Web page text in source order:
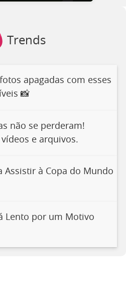
Trends
apagadas com esses
📸
não se perderam!
e arquivos.
Assistir à Copa do Mundo
Lento por um Motivo